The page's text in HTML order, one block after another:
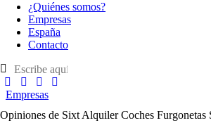
¿Quiénes somos?
Empresas
España
Contacto
Empresas
Opiniones de Sixt Alquiler Coches Furgonetas